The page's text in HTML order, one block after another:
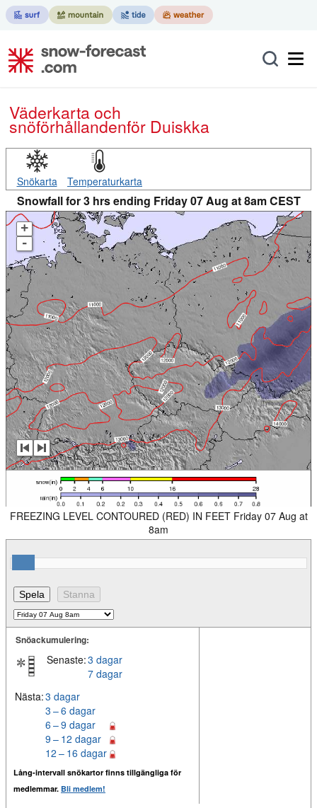
Väderkarta och
snöförhållandenför Duiskka
Snökarta Temperaturkarta
Snowfall for 3 hrs ending Friday 07 Aug at 8am CEST
+
-
FREEZING LEVEL CONTOURED (RED) IN FEET Friday 07 Aug at
8am
Snöackumulering:
Senaste:3 dagar
7 dagar
Nästa:3 dagar
3 – 6 dagar
6 – 9 dagar
9 – 12 dagar
12 – 16 dagar
Lång-intervall snökartor finns tillgängliga för
medlemmar. Bli medlem!